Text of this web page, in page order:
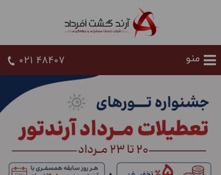
021 48407